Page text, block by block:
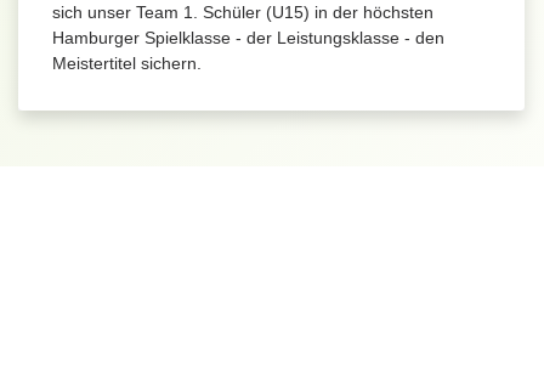
sich unser Team 1. Schüler (U15) in der höchsten
Hamburger Spielklasse - der Leistungsklasse - den
Meistertitel sichern.